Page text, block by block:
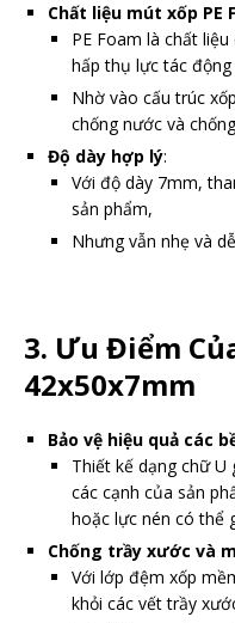
Chất liệu mút xốp PE
PE Foam là chất
hấp thụ lực tác động
Nhờ vào cấu trúc
chống nước và
Độ dày hợp lý:
Với độ dày 7mm,
sản phẩm,
Nhưng vẫn nhẹ và
3. Ưu Điểm
42x50x7mm
Bảo vệ hiệu quả các
Thiết kế dạng chữ
các cạnh của sản
hoặc lực nén có thể
Chống trầy xước và
Với lớp đệm xốp
khỏi các vết trầy